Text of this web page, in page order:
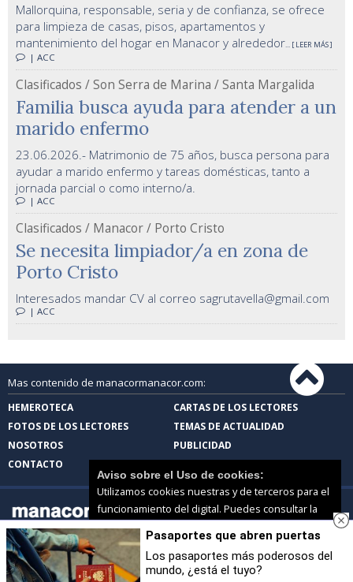
Mallorquina, responsable, seria y de confianza, se ofrece
para limpieza de casas, pisos, apartamentos y
mantenimiento del hogar en Manacor y alrededor... [ LEER MÁS ]
| ACC
Clasificados / Son Serra de Marina / Santa Margalida
Familia busca ayuda para atender a un
marido enfermo
23.06.2026.- Matrimonio de 75 años, busca persona para
ayudar a marido enfermo y tareas domésticas, tanto a
jornada parcial o como interno/a.
| ACC
Clasificados / Manacor / Porto Cristo
Se necesita limpiador/a en zona de
Porto Cristo
Interesados mandar CV al correo sagrutavella@gmail.com
| ACC
Mas contenido de manacormanacor.com:
HEMEROTECA
CARTAS DE LOS LECTORES
FOTOS DE LOS LECTORES
TEMAS DE ACTUALIDAD
NOSOTROS
PUBLICIDAD
CONTACTO
manacormanacor.com |Términos de uso
Protección de datos
© 2026 | Todos los derechos reservados
Pasaportes que abren puertas
Los pasaportes más poderosos del
mundo, ¿está el tuyo?
Aviso sobre el Uso de cookies:
Utilizamos cookies nuestras y de terceros para el
funcionamiento del digital. Puedes consultar la
lista de cookies y como desconectarlas.
nuestra Política de Privacidad y Cookies
Aceptar Cookies
Personalizar